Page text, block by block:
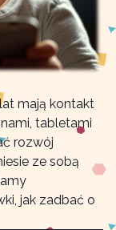
mają kontakt
tabletami
rozwój
ze sobą
jak zadbać o